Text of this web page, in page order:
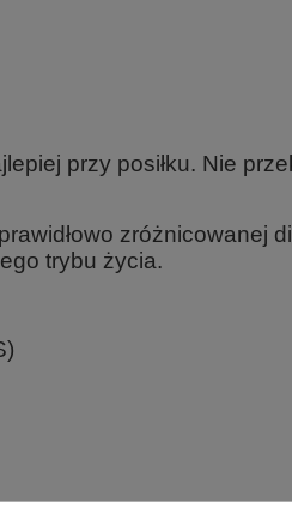
przy posiłku. Nie
zróżnicowanej
trybu życia.